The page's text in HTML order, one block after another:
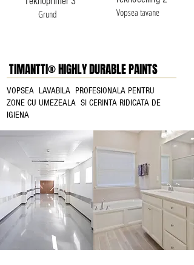
Grund Vopsea tavane
TIMANTTI® HIGHLY DURABLE PAINTS
VOPSEA LAVABILA PROFESIONALA PENTRU
ZONE CU UMEZEALA SI CERINTA RIDICATA DE
IGIENA